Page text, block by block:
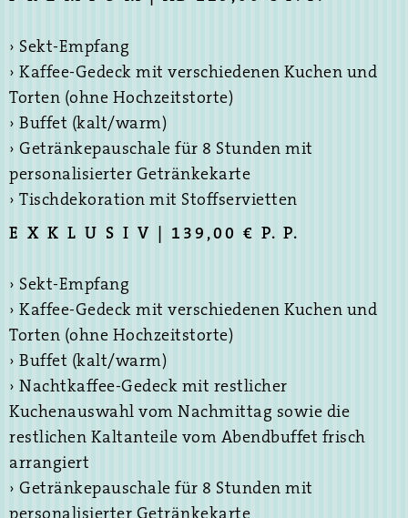
› Sekt-Empfang
› Kaffee-Gedeck mit verschiedenen Kuchen und
Torten (ohne Hochzeitstorte)
› Buffet (kalt/warm)
› Getränkepauschale für 8 Stunden mit
personalisierter Getränkekarte
› Tischdekoration mit Stoffservietten
E X K L U S I V | 139,00 € P. P.
› Sekt-Empfang
› Kaffee-Gedeck mit verschiedenen Kuchen und
Torten (ohne Hochzeitstorte)
› Buffet (kalt/warm)
› Nachtkaffee-Gedeck mit restlicher
Kuchenauswahl vom Nachmittag sowie die
restlichen Kaltanteile vom Abendbuffet frisch
arrangiert
› Getränkepauschale für 8 Stunden mit